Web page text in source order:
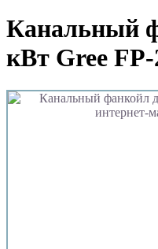
Канальный
кВт Gree